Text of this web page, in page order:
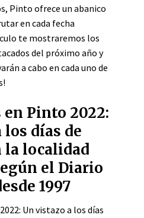
Pinto ofrece un abanico
en cada fecha
te mostraremos los
del próximo año y
a cabo en cada uno de
Pinto 2022:
los días de
la localidad
el Diario
1997
Un vistazo a los días